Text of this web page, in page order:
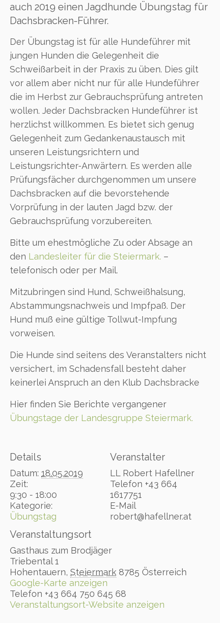
auch 2019 einen Jagdhunde Übungstag für
Dachsbracken-Führer.
Der Übungstag ist für alle Hundeführer mit
jungen Hunden die Gelegenheit die
Schweißarbeit in der Praxis zu üben. Dies gilt
vor allem aber nicht nur für alle Hundeführer
die im Herbst zur Gebrauchsprüfung antreten
wollen. Jeder Dachsbracken Hundeführer ist
herzlichst willkommen. Es bietet sich genug
Gelegenheit zum Gedankenaustausch mit
unseren Leistungsrichtern und
Leistungsrichter-Anwärtern. Es werden alle
Prüfungsfächer durchgenommen um unsere
Dachsbracken auf die bevorstehende
Vorprüfung in der lauten Jagd bzw. der
Gebrauchsprüfung vorzubereiten.
Bitte um ehestmögliche Zu oder Absage an
den Landesleiter für die Steiermark. –
telefonisch oder per Mail.
Mitzubringen sind Hund, Schweißhalsung,
Abstammungsnachweis und Impfpaß. Der
Hund muß eine gültige Tollwut-Impfung
vorweisen.
Die Hunde sind seitens des Veranstalters nicht
versichert, im Schadensfall besteht daher
keinerlei Anspruch an den Klub Dachsbracke
Hier finden Sie Berichte vergangener
Übungstage der Landesgruppe Steiermark.
Details
Datum: 18.05.2019
Zeit:
9:30 - 18:00
Kategorie:
Übungstag
Veranstaltungsort
Gasthaus zum Brodjäger
Triebental 1
Hohentauern, Steiermark 8785 Österreich
Google-Karte anzeigen
Telefon +43 664 750 645 68
Veranstaltungsort-Website anzeigen
Veranstalter
LL Robert Hafellner
Telefon +43 664
1617751
E-Mail
robert@hafellner.at